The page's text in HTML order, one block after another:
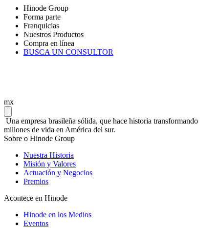
Hinode Group
Forma parte
Franquicias
Nuestros Productos
Compra en línea
BUSCA UN CONSULTOR
mx
Una empresa brasileña sólida, que hace historia transformando
millones de vida en América del sur.
Sobre o Hinode Group
Nuestra Historia
Misión y Valores
Actuación y Negocios
Premios
Acontece en Hinode
Hinode en los Medios
Eventos